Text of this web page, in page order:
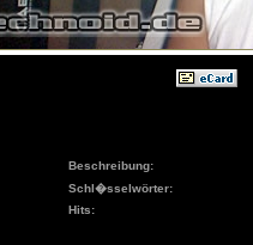
Beschreibung:
Schl�sselwörter:
Hits: